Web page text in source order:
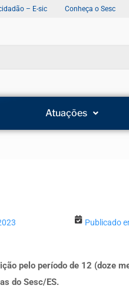
– E-sic Conheça o Sesc
Atuações
Publicado
pelo período de 12 (doze
do Sesc/ES.